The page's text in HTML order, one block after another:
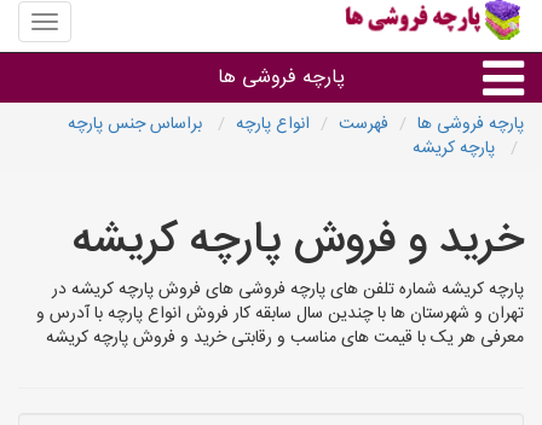
منوی
سایت
فروشی
پارچه فروشی ها
پارچه براساس رنگ طرح و کاربرد
پارچه فروشی های هر شهر
پارچه فروشی ها فهرست انواع پارچه
براساس جنس پارچه
پارچه کریشه
خرید و فروش پارچه کریشه
پارچه کریشه شماره تلفن های پارچه فروشی های فروش پارچه کریشه در
تهران و شهرستان ها با چندین سال سابقه کار فروش انواع پارچه با آدرس و
معرفی هر یک با قیمت های مناسب و رقابتی خرید و فروش پارچه کریشه